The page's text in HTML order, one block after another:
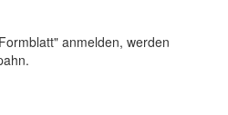
anmelden, werden